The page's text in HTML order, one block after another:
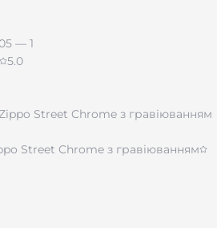
5.0
Street Chrome з гравіюванням